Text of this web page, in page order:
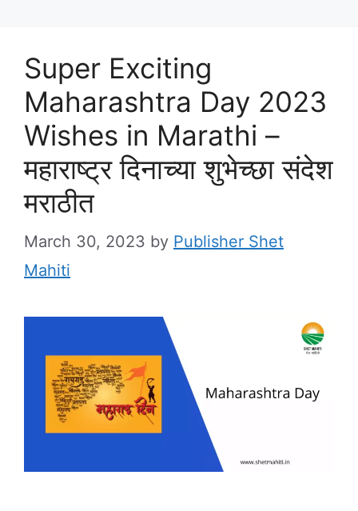
Super Exciting
Maharashtra Day 2023
Wishes in Marathi –
महाराष्ट्र दिनाच्या शुभेच्छा संदेश
मराठीत
March 30, 2023 by Publisher Shet
Mahiti